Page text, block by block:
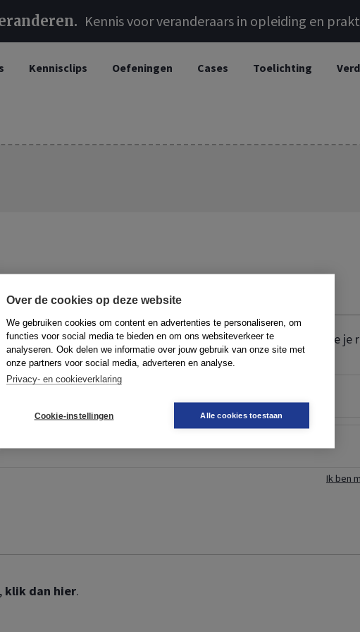
Over de cookies op deze website
We gebruiken cookies om content en advertenties te personaliseren, om
functies voor social media te bieden en om ons websiteverkeer te
analyseren. Ook delen we informatie over jouw gebruik van onze site met
onze partners voor social media, adverteren en analyse.
Privacy- en cookieverklaring
Cookie-instellingen Alle cookies toestaan
Kennis voor veranderaars in opleiding en
Kennisclips Oefeningen Cases Toelichting
website te kunnen gebruiken. Om te kunnen inloggen, moet je je
boek,klik dan hier.
Ik ben
klik dan hier.